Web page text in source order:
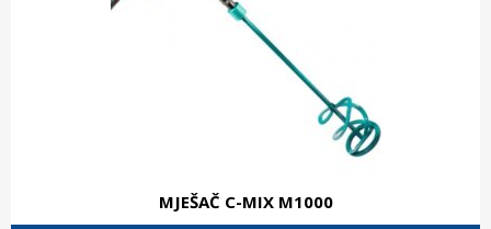
MJEŠAČ C-MIX M1000